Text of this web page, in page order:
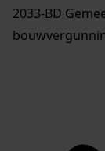
2033-BD